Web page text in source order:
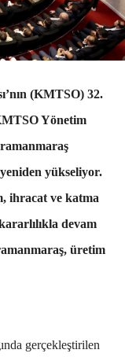
(KMTSO) 32.
Yönetim
yükseliyor.
ihracat ve katma
devam
üretim
gerçekleştirilen